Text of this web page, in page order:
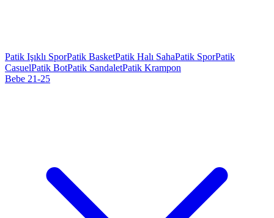
Patik Işıklı SporPatik BasketPatik Halı SahaPatik SporPatik
CasuelPatik BotPatik SandaletPatik Krampon
Bebe 21-25